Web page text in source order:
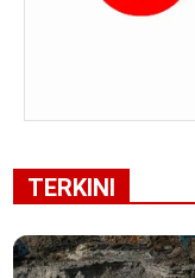
TERKINI